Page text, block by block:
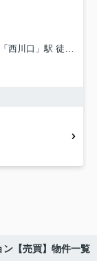
川口」駅 徒歩17分
ン【売買】物件一覧